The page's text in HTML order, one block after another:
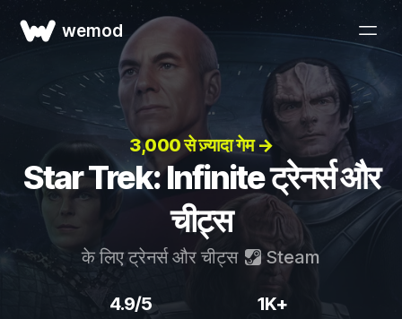
wemod
3,000 से ज़्यादा गेम →
Star Trek: Infinite ट्रेनर्स और
चीट्स
के लिए ट्रेनर्स और चीट्स Steam
4.9/5 1K+